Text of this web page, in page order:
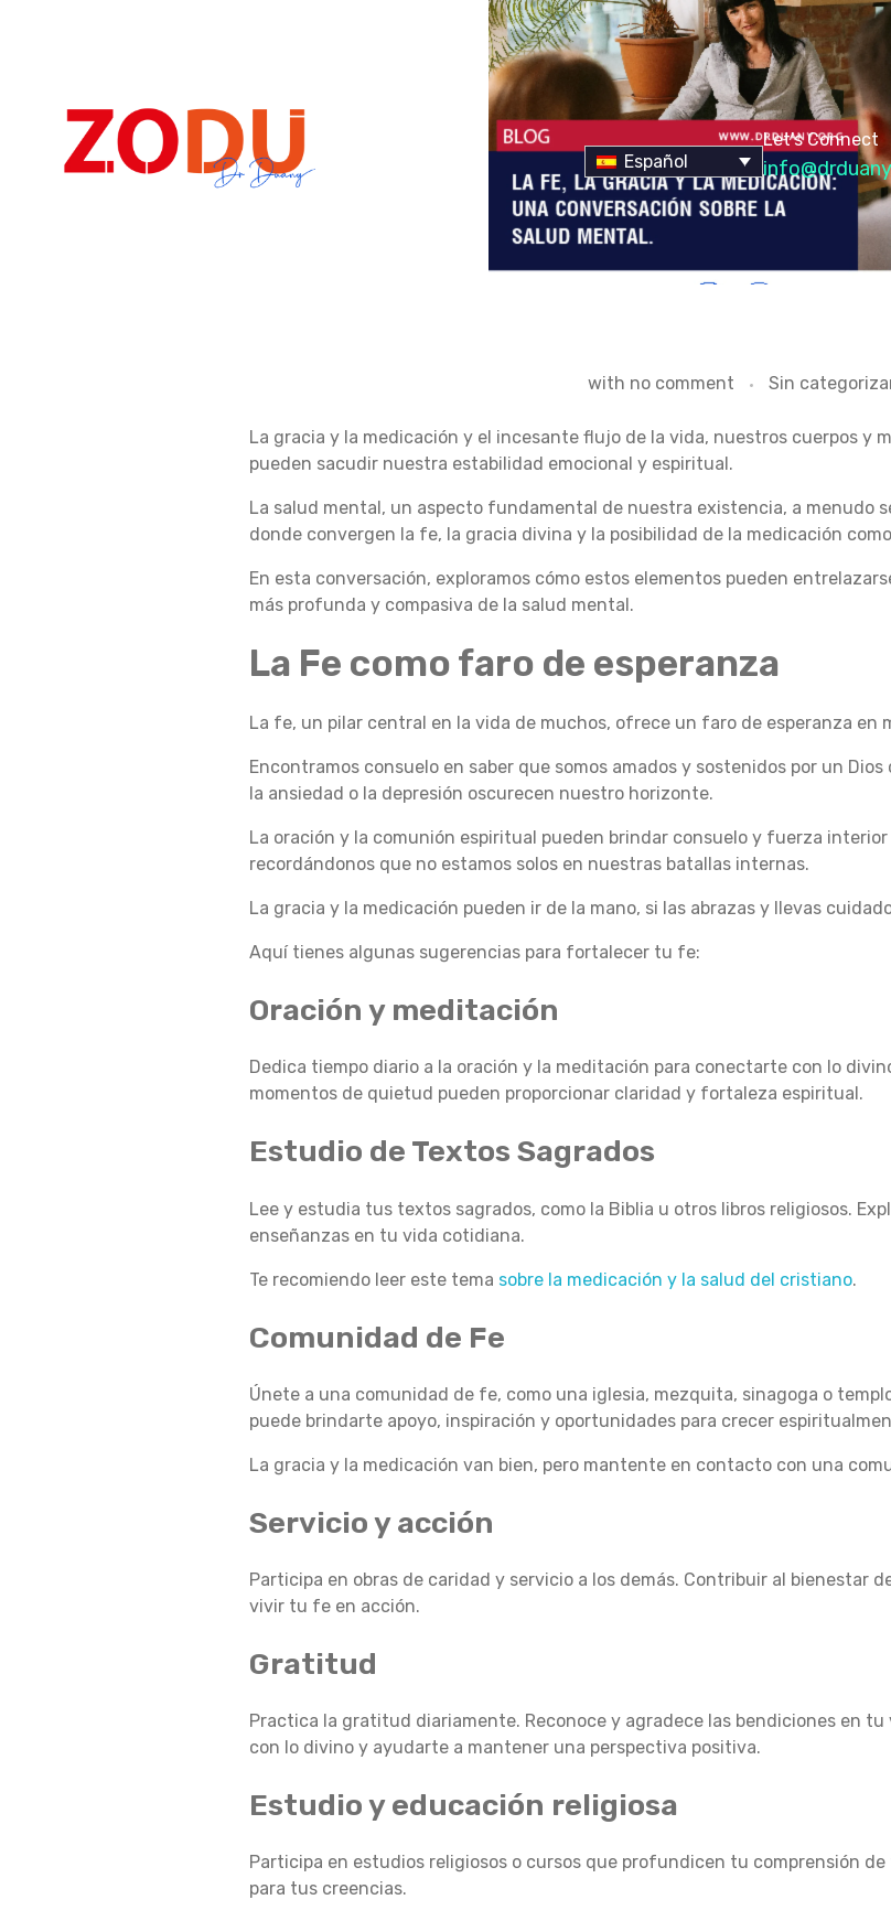
Español
Let's Connect
A
F
E
,
L
A
G
R
A
C
I
A
Y
L
A
M
E
D
with no comment Sin
La gracia y la medicación y el incesante flujo de la vida, nuestros cuerpos y
pueden sacudir nuestra estabilidad emocional y espiritual.
La salud mental, un aspecto fundamental de nuestra existencia, a menudo
donde convergen la fe, la gracia divina y la posibilidad de la medicación
En esta conversación, exploramos cómo estos elementos pueden
más profunda y compasiva de la salud mental.
La Fe como faro de esperanza
La fe, un pilar central en la vida de muchos, ofrece un faro de esperanza en
Encontramos consuelo en saber que somos amados y sostenidos por un
la ansiedad o la depresión oscurecen nuestro horizonte.
La oración y la comunión espiritual pueden brindar consuelo y fuerza
recordándonos que no estamos solos en nuestras batallas internas.
La gracia y la medicación pueden ir de la mano, si las abrazas y llevas
Aquí tienes algunas sugerencias para fortalecer tu fe:
Oración y meditación
Dedica tiempo diario a la oración y la meditación para conectarte con lo
momentos de quietud pueden proporcionar claridad y fortaleza espiritual.
Estudio de Textos Sagrados
Lee y estudia tus textos sagrados, como la Biblia u otros libros religiosos.
enseñanzas en tu vida cotidiana.
Te recomiendo leer este tema sobre la medicación y la salud del cristiano.
Comunidad de Fe
Únete a una comunidad de fe, como una iglesia, mezquita, sinagoga o
puede brindarte apoyo, inspiración y oportunidades para crecer
La gracia y la medicación van bien, pero mantente en contacto con una
Servicio y acción
Participa en obras de caridad y servicio a los demás. Contribuir al bienestar
vivir tu fe en acción.
Gratitud
Practica la gratitud diariamente. Reconoce y agradece las bendiciones en
con lo divino y ayudarte a mantener una perspectiva positiva.
Estudio y educación religiosa
Participa en estudios religiosos o cursos que profundicen tu comprensión
para tus creencias.